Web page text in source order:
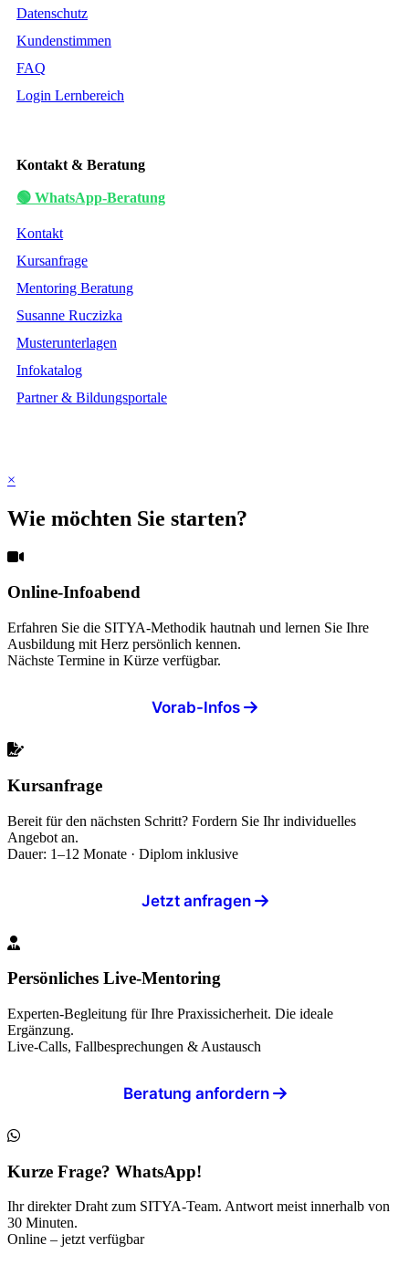
Datenschutz
Kundenstimmen
FAQ
Login Lernbereich
Kontakt & Beratung
🟢 WhatsApp-Beratung
Kontakt
Kursanfrage
Mentoring Beratung
Susanne Ruczizka
Musterunterlagen
Infokatalog
Partner & Bildungsportale
×
Wie möchten Sie starten?
Online-Infoabend
Erfahren Sie die SITYA-Methodik hautnah und lernen Sie Ihre
Ausbildung mit Herz persönlich kennen.
Nächste Termine in Kürze verfügbar.
Vorab-Infos
Kursanfrage
Bereit für den nächsten Schritt? Fordern Sie Ihr individuelles
Angebot an.
Dauer: 1–12 Monate · Diplom inklusive
Jetzt anfragen
Persönliches Live-Mentoring
Experten-Begleitung für Ihre Praxissicherheit. Die ideale
Ergänzung.
Live-Calls, Fallbesprechungen & Austausch
Beratung anfordern
Kurze Frage? WhatsApp!
Ihr direkter Draht zum SITYA-Team. Antwort meist innerhalb von
30 Minuten.
Online – jetzt verfügbar